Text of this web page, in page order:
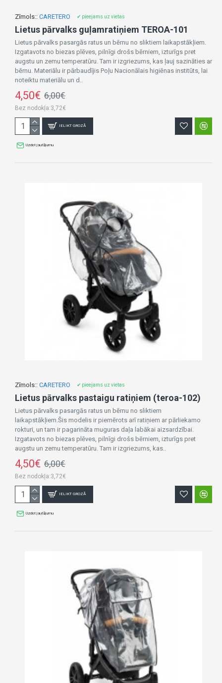
Zīmols:: CARETERO ✔ pieejams uz vietas
Lietus pārvalks guļamratiņiem TEROA-101
Lietus pārvalks pasargās ratus un bērnu no sliktiem laikapstākļiem.
Izgatavots no biezas plēves, pilnīgi drošs bērniem, izturīgs pret
augstu un zemu temperatūru. Tam ir izgriezums, kas ļauj sazināties ar
bērnu. Materiālu ir pārbaudījis Poļu Nacionālais higiēnas institūts, lai
noteiktu materiālu un d..
4,50€ 6,00€
Bez nodokļa:3,72€
IELIKT GROZĀ
Uzdot jautājumu
Zīmols:: CARETERO ✔ pieejams uz vietas
Lietus pārvalks pastaigu ratiņiem (teroa-102)
Lietus pārvalks pasargās ratus un bērnu no sliktiem
laikapstākļiem.Šis modelis ir piemērots arī ratiņiem ar pārliekamo
rokturi, un tam ir pagarināta muguras daļa labākai aizsardzībai.
Izgatavots no biezas plēves, pilnīgi drošs bērniem, izturīgs pret
augstu un zemu temperatūru. Tam ir izgriezums, kas..
4,50€ 6,00€
Bez nodokļa:3,72€
IELIKT GROZĀ
Uzdot jautājumu